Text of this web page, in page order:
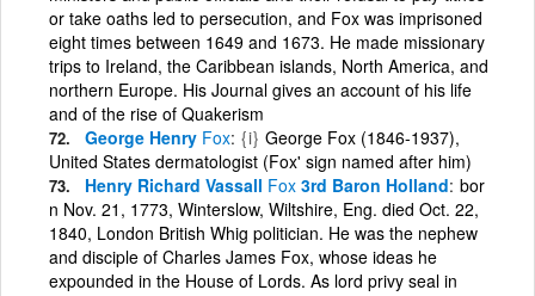
or take oaths led to persecution, and Fox was imprisoned
eight times between 1649 and 1673. He made missionary
trips to Ireland, the Caribbean islands, North America, and
northern Europe. His Journal gives an account of his life
and of the rise of Quakerism
George Henry Fox {i} George Fox (1846-1937),
United States dermatologist (Fox' sign named after him)
Henry Richard Vassall Fox 3rd Baron Holland bor
n Nov. 21, 1773, Winterslow, Wiltshire, Eng. died Oct. 22,
1840, London British Whig politician. He was the nephew
and disciple of Charles James Fox, whose ideas he
expounded in the House of Lords. As lord privy seal in